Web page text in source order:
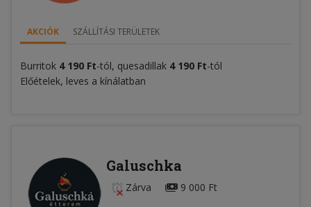
AKCIÓK SZÁLLÍTÁSI TERÜLETEK
Burritok 4 190 Ft-tól, quesadillak 4 190 Ft-tól
Előételek, leves a kínálatban
Galuschka
Zárva 9 000 Ft